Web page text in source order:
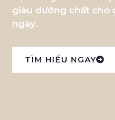
giàu dưỡng chất cho
ngày.
TÌM HIỂU NGAY